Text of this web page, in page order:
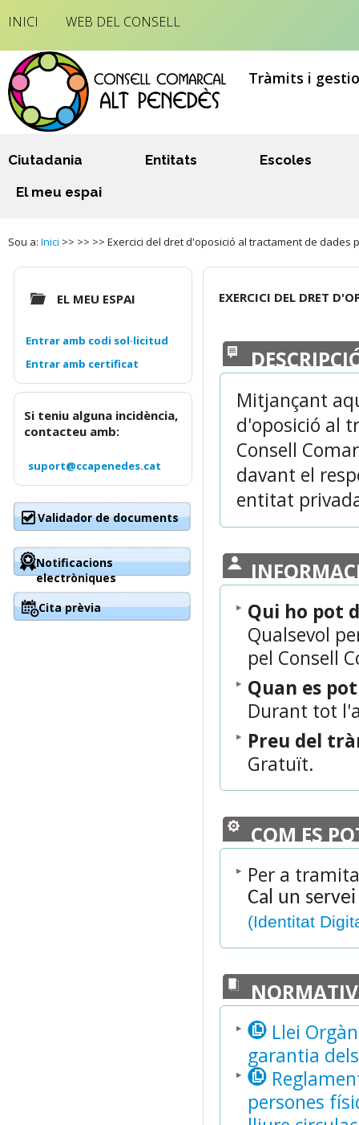
INICI WEB DEL CONSELL
Tràmits i
Ciutadania Entitats
Escoles
El meu espai
Sou a: Inici >> >> >> Exercici del dret d'oposició al tractament de dades
EXERCICI DEL DRET
Mitjançant
d'oposició al
Consell
davant el
entitat
Qui ho pot
Qualsevol
pel Consell
Quan es
Durant tot
Preu del
Gratuït.
COM ES
Per a
Cal un
(Identitat
Llei
garantia
persones
EL MEU ESPAI
Entrar amb codi sol·licitud
Si teniu alguna incidència,
contacteu amb:
suport@ccapenedes.cat
Validador de documents
Notificacions
electròniques
Cita prèvia